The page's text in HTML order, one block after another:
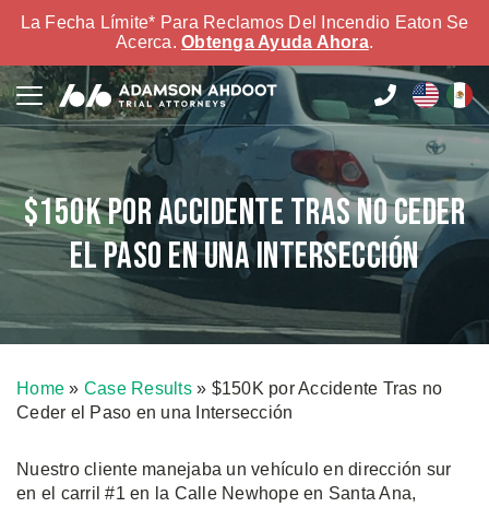
La Fecha Límite* Para Reclamos Del Incendio Eaton Se
Acerca. Obtenga Ayuda Ahora.
$150K por Accidente Tras no Ceder
el Paso en una Intersección
Home » Case Results» $150K por Accidente Tras no
Ceder el Paso en una Intersección
Nuestro cliente manejaba un vehículo en dirección sur
en el carril #1 en la Calle Newhope en Santa Ana,